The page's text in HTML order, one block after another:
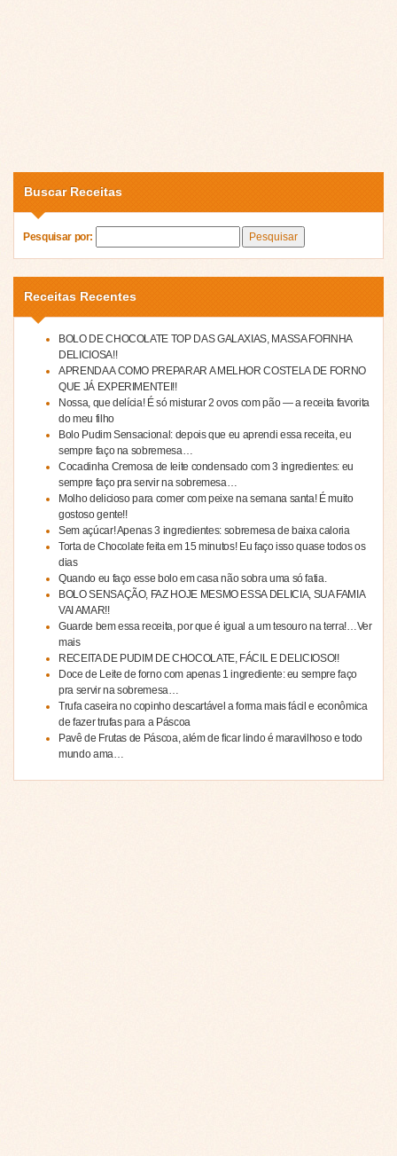
Buscar Receitas
Pesquisar por:
Receitas Recentes
BOLO DE CHOCOLATE TOP DAS GALAXIAS, MASSA FOFINHA
DELICIOSA!!
APRENDA A COMO PREPARAR A MELHOR COSTELA DE FORNO
QUE JÁ EXPERIMENTEI!!
Nossa, que delícia! É só misturar 2 ovos com pão — a receita favorita
do meu filho
Bolo Pudim Sensacional: depois que eu aprendi essa receita, eu
sempre faço na sobremesa…
Cocadinha Cremosa de leite condensado com 3 ingredientes: eu
sempre faço pra servir na sobremesa…
Molho delicioso para comer com peixe na semana santa! É muito
gostoso gente!!
Sem açúcar! Apenas 3 ingredientes: sobremesa de baixa caloria
Torta de Chocolate feita em 15 minutos! Eu faço isso quase todos os
dias
Quando eu faço esse bolo em casa não sobra uma só fatia.
BOLO SENSAÇÃO, FAZ HOJE MESMO ESSA DELICIA, SUA FAMIA
VAI AMAR!!
Guarde bem essa receita, por que é igual a um tesouro na terra!…Ver
mais
RECEITA DE PUDIM DE CHOCOLATE, FÁCIL E DELICIOSO!!
Doce de Leite de forno com apenas 1 ingrediente: eu sempre faço
pra servir na sobremesa…
Trufa caseira no copinho descartável a forma mais fácil e econômica
de fazer trufas para a Páscoa
Pavê de Frutas de Páscoa, além de ficar lindo é maravilhoso e todo
mundo ama…